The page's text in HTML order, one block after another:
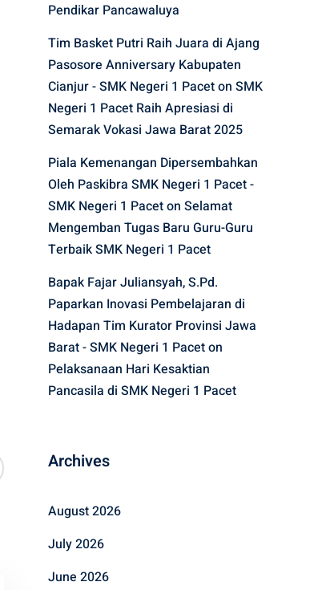
Pendikar Pancawaluya
Tim Basket Putri Raih Juara di Ajang
Pasosore Anniversary Kabupaten
Cianjur - SMK Negeri 1 Paceton SMK
Negeri 1 Pacet Raih Apresiasi di
Semarak Vokasi Jawa Barat 2025
Piala Kemenangan Dipersembahkan
Oleh Paskibra SMK Negeri 1 Pacet -
SMK Negeri 1 Paceton Selamat
Mengemban Tugas Baru Guru-Guru
Terbaik SMK Negeri 1 Pacet
Bapak Fajar Juliansyah, S.Pd.
Paparkan Inovasi Pembelajaran di
Hadapan Tim Kurator Provinsi Jawa
Barat - SMK Negeri 1 Paceton
Pelaksanaan Hari Kesaktian
Pancasila di SMK Negeri 1 Pacet
Archives
August 2026
July 2026
June 2026